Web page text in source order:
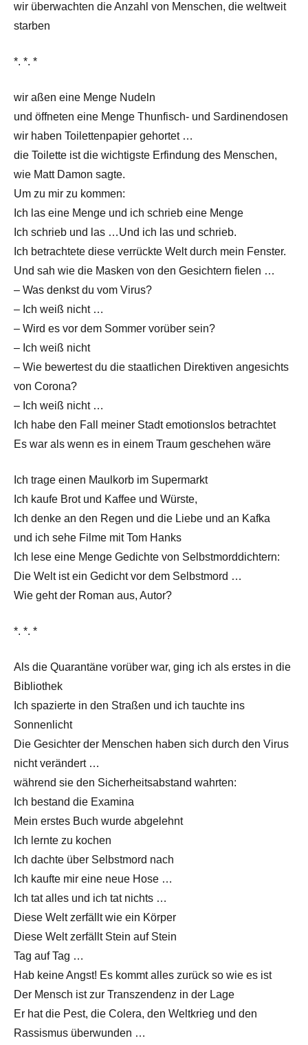
wir überwachten die Anzahl von Menschen, die weltweit
starben
*. *. *
wir aßen eine Menge Nudeln
und öffneten eine Menge Thunfisch- und Sardinendosen
wir haben Toilettenpapier gehortet …
die Toilette ist die wichtigste Erfindung des Menschen,
wie Matt Damon sagte.
Um zu mir zu kommen:
Ich las eine Menge und ich schrieb eine Menge
Ich schrieb und las …Und ich las und schrieb.
Ich betrachtete diese verrückte Welt durch mein Fenster.
Und sah wie die Masken von den Gesichtern fielen …
– Was denkst du vom Virus?
– Ich weiß nicht …
– Wird es vor dem Sommer vorüber sein?
– Ich weiß nicht
– Wie bewertest du die staatlichen Direktiven angesichts
von Corona?
– Ich weiß nicht …
Ich habe den Fall meiner Stadt emotionslos betrachtet
Es war als wenn es in einem Traum geschehen wäre
Ich trage einen Maulkorb im Supermarkt
Ich kaufe Brot und Kaffee und Würste,
Ich denke an den Regen und die Liebe und an Kafka
und ich sehe Filme mit Tom Hanks
Ich lese eine Menge Gedichte von Selbstmorddichtern:
Die Welt ist ein Gedicht vor dem Selbstmord …
Wie geht der Roman aus, Autor?
*. *. *
Als die Quarantäne vorüber war, ging ich als erstes in die
Bibliothek
Ich spazierte in den Straßen und ich tauchte ins
Sonnenlicht
Die Gesichter der Menschen haben sich durch den Virus
nicht verändert …
während sie den Sicherheitsabstand wahrten:
Ich bestand die Examina
Mein erstes Buch wurde abgelehnt
Ich lernte zu kochen
Ich dachte über Selbstmord nach
Ich kaufte mir eine neue Hose …
Ich tat alles und ich tat nichts …
Diese Welt zerfällt wie ein Körper
Diese Welt zerfällt Stein auf Stein
Tag auf Tag …
Hab keine Angst! Es kommt alles zurück so wie es ist
Der Mensch ist zur Transzendenz in der Lage
Er hat die Pest, die Colera, den Weltkrieg und den
Rassismus überwunden …